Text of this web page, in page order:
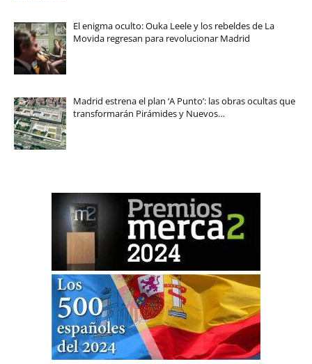
El enigma oculto: Ouka Leele y los rebeldes de La
Movida regresan para revolucionar Madrid
Madrid estrena el plan ‘A Punto’: las obras ocultas que
transformarán Pirámides y Nuevos…